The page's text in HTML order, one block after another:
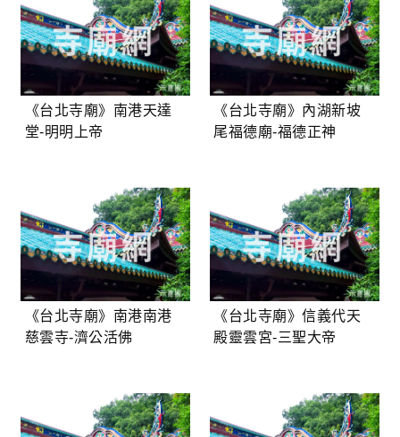
《台北寺廟》南港天達
堂-明明上帝
《台北寺廟》內湖新坡
尾福德廟-福德正神
《台北寺廟》南港南港
慈雲寺-濟公活佛
《台北寺廟》信義代天
殿靈雲宮-三聖大帝